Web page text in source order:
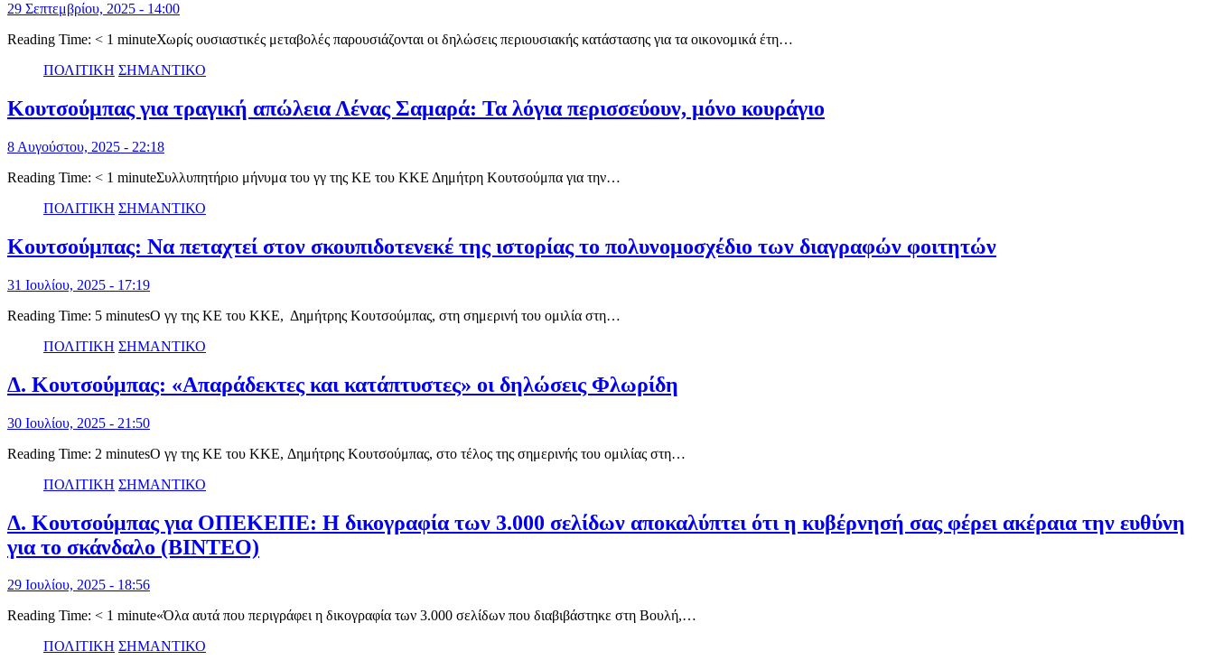
29 Σεπτεμβρίου, 2025 - 14:00
Reading Time: < 1 minuteΧωρίς ουσιαστικές μεταβολές παρουσιάζονται οι δηλώσεις περιουσιακής κατάστασης για τα οικονομικά έτη…
ΠΟΛΙΤΙΚΗ ΣΗΜΑΝΤΙΚΟ
Κουτσούμπας για τραγική απώλεια Λένας Σαμαρά: Τα λόγια περισσεύουν, μόνο κουράγιο
8 Αυγούστου, 2025 - 22:18
Reading Time: < 1 minuteΣυλλυπητήριο μήνυμα του γγ της ΚΕ του ΚΚΕ Δημήτρη Κουτσούμπα για την…
ΠΟΛΙΤΙΚΗ ΣΗΜΑΝΤΙΚΟ
Κουτσούμπας: Να πεταχτεί στον σκουπιδοτενεκέ της ιστορίας το πολυνομοσχέδιο των διαγραφών φοιτητών
31 Ιουλίου, 2025 - 17:19
Reading Time: 5 minutesΟ γγ της ΚΕ του ΚΚΕ, Δημήτρης Κουτσούμπας, στη σημερινή του ομιλία στη…
ΠΟΛΙΤΙΚΗ ΣΗΜΑΝΤΙΚΟ
Δ. Κουτσούμπας: «Απαράδεκτες και κατάπτυστες» οι δηλώσεις Φλωρίδη
30 Ιουλίου, 2025 - 21:50
Reading Time: 2 minutesΟ γγ της ΚΕ του ΚΚΕ, Δημήτρης Κουτσούμπας, στο τέλος της σημερινής του ομιλίας στη…
ΠΟΛΙΤΙΚΗ ΣΗΜΑΝΤΙΚΟ
Δ. Κουτσούμπας για ΟΠΕΚΕΠΕ: Η δικογραφία των 3.000 σελίδων αποκαλύπτει ότι η κυβέρνησή σας φέρει ακέραια την ευθύνη
για το σκάνδαλο (ΒΙΝΤΕΟ)
29 Ιουλίου, 2025 - 18:56
Reading Time: < 1 minute«Όλα αυτά που περιγράφει η δικογραφία των 3.000 σελίδων που διαβιβάστηκε στη Βουλή,…
ΠΟΛΙΤΙΚΗ ΣΗΜΑΝΤΙΚΟ